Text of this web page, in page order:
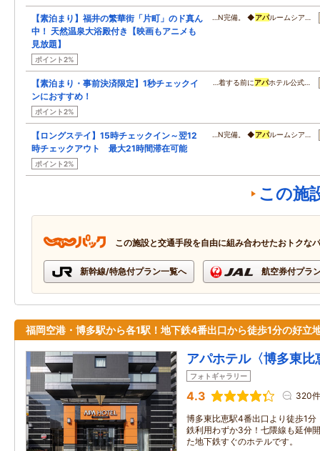
【素泊まり】福井の繁華街「片町」のド真ん
中！ 天然温泉大浴殿付き【映画もアニメも
見放題】
ポイント2%
…N完備。 ◆アパルームシア…
【素泊まり・事前決済限定】1秒チェックイ
ンにおすすめ！
ポイント2%
…着する前にアパホテル公式…
【ロングステイ】15時チェックイン～翌12
時チェックアウト 最大21時間滞在可能
ポイント2%
…N完備。 ◆アパルームシア…
この施
この施設と交通手段を自由に組み合わせたおトクな
新幹線/特急付プラン一覧へ 航空券付プラ
福岡空港・博多駅から各1駅！地下鉄4番出口から徒歩1分の好立
アパホテル〈博多東比
フォトギャラリー
4.3 320件
博多東比恵駅4番出口より徒歩1
鉄利用わずか3分！七隈線も延伸
た地下鉄すぐのホテルです。